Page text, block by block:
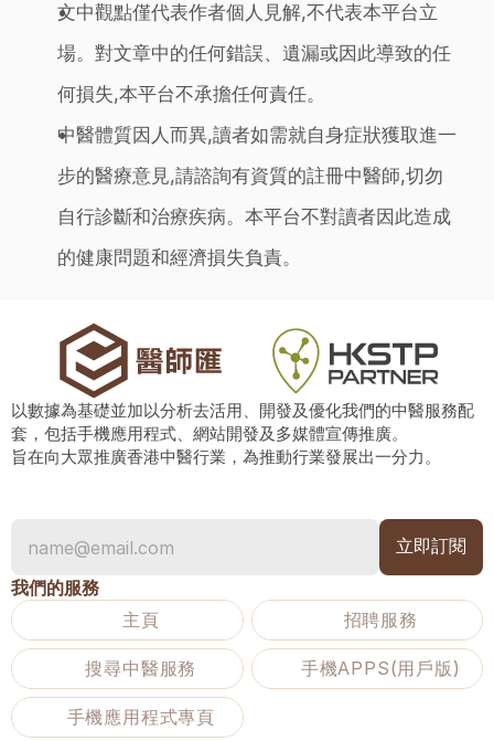
文中觀點僅代表作者個人見解,不代表本平台立
場。對文章中的任何錯誤、遺漏或因此導致的任
何損失,本平台不承擔任何責任。
中醫體質因人而異,讀者如需就自身症狀獲取進一
步的醫療意見,請諮詢有資質的註冊中醫師,切勿
自行診斷和治療疾病。本平台不對讀者因此造成
的健康問題和經濟損失負責。
以數據為基礎並加以分析去活用、開發及優化我們的中醫服務配
套，包括手機應用程式、網站開發及多媒體宣傳推廣。
旨在向大眾推廣香港中醫行業，為推動行業發展出一分力。
我們的服務
主頁
招聘服務
搜尋中醫服務 手機APPS(用戶版)
手機應用程式專頁